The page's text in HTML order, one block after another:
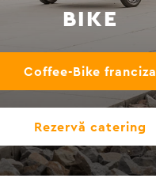
BIKE
Coffee-Bike franciza
Rezervă catering